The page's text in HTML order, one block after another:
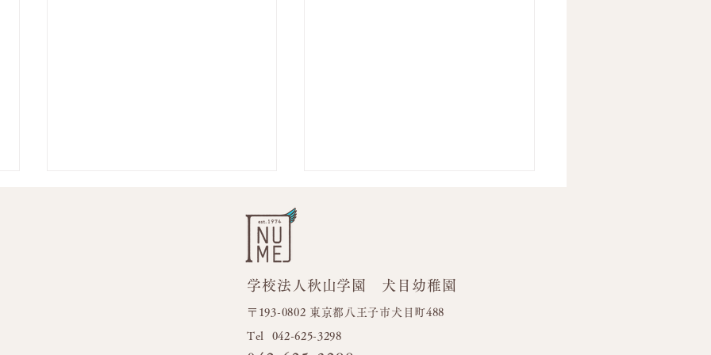
学校法人秋山学園 犬目幼稚園
〒193-0802 東京都八王子市犬目町488
​Tel 042-625-3298